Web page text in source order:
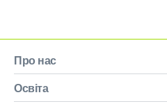
Про нас
Освіта